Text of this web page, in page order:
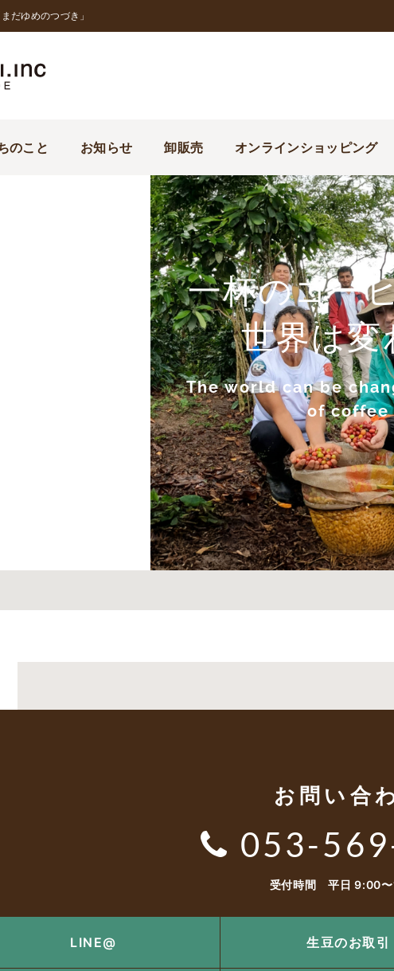
だゆめのつづき」
のこと お知らせ 卸販売 オンラインショッピング
一杯のコー
世界は変
The world can be
of coffee
お問い合
053-
受付時間 平日 9:00
LINE@ 生豆のお取引